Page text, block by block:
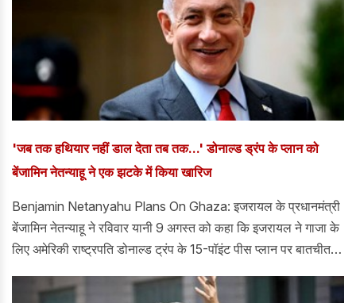
'जब तक हथियार नहीं डाल देता तब तक...' डोनाल्ड ड्रंप के प्लान को
बेंजामिन नेतन्याहू ने एक झटके में किया खारिज
Benjamin Netanyahu Plans On Ghaza: इजरायल के प्रधानमंत्री
बेंजामिन नेतन्याहू ने रविवार यानी 9 अगस्त को कहा कि इजरायल ने गाजा के
लिए अमेरिकी राष्ट्रपति डोनाल्ड ट्रंप के 15-पॉइंट पीस प्लान पर बातचीत
तब तक इजरायल पीछे नहीं हटेगा।